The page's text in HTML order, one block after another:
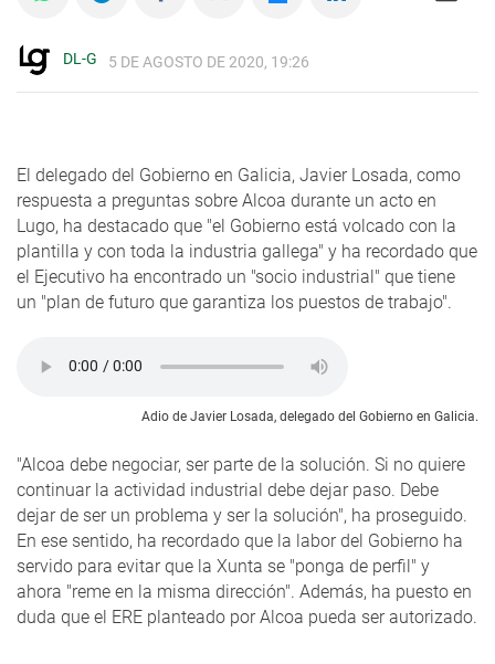
DL-G 5 DE AGOSTO DE 2020, 19:26
El delegado del Gobierno en Galicia, Javier Losada, como
respuesta a preguntas sobre Alcoa durante un acto en
Lugo, ha destacado que "el Gobierno está volcado con la
plantilla y con toda la industria gallega" y ha recordado que
el Ejecutivo ha encontrado un "socio industrial" que tiene
un "plan de futuro que garantiza los puestos de trabajo".
Adio de Javier Losada, delegado del Gobierno en Galicia.
"Alcoa debe negociar, ser parte de la solución. Si no quiere
continuar la actividad industrial debe dejar paso. Debe
dejar de ser un problema y ser la solución", ha proseguido.
En ese sentido, ha recordado que la labor del Gobierno ha
servido para evitar que la Xunta se "ponga de perfil" y
ahora "reme en la misma dirección". Además, ha puesto en
duda que el ERE planteado por Alcoa pueda ser autorizado.